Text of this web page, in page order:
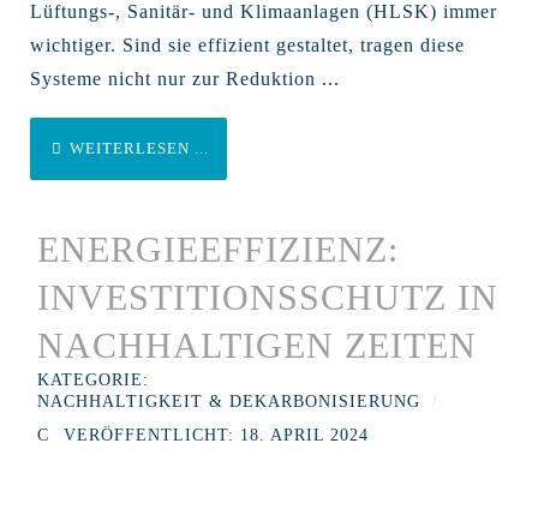
Lüftungs-, Sanitär- und Klimaanlagen (HLSK) immer
wichtiger. Sind sie effizient gestaltet, tragen diese
Systeme nicht nur zur Reduktion ...
WEITERLESEN ...
ENERGIEEFFIZIENZ:
INVESTITIONSSCHUTZ IN
NACHHALTIGEN ZEITEN
KATEGORIE:
NACHHALTIGKEIT & DEKARBONISIERUNG
VERÖFFENTLICHT: 18. APRIL 2024